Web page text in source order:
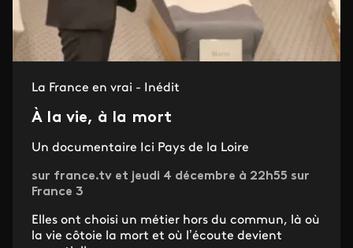
La France en vrai - Inédit
À la vie, à la mort
Un documentaire Ici Pays de la Loire
sur france.tv et jeudi 4 décembre à 22h55 sur
France 3
Elles ont choisi un métier hors du commun, là où
la vie côtoie la mort et où l’écoute devient